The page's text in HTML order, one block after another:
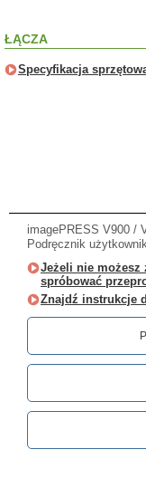
ŁĄCZA
Specyfikacja
imagePRESS V900 /
Podręcznik
Jeżeli nie możesz
spróbować
Znajdź instrukcje